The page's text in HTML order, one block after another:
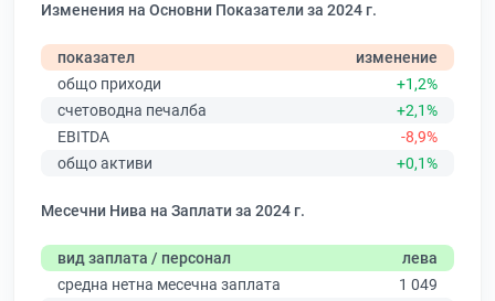
Изменения на Основни Показатели за 2024 г.
показател
изменение
общо приходи
+1,2%
счетоводна печалба
+2,1%
EBITDA
-8,9%
общо активи
+0,1%
Месечни Нива на Заплати за 2024 г.
вид заплата / персонал
лева
средна нетна месечна заплата
1 049